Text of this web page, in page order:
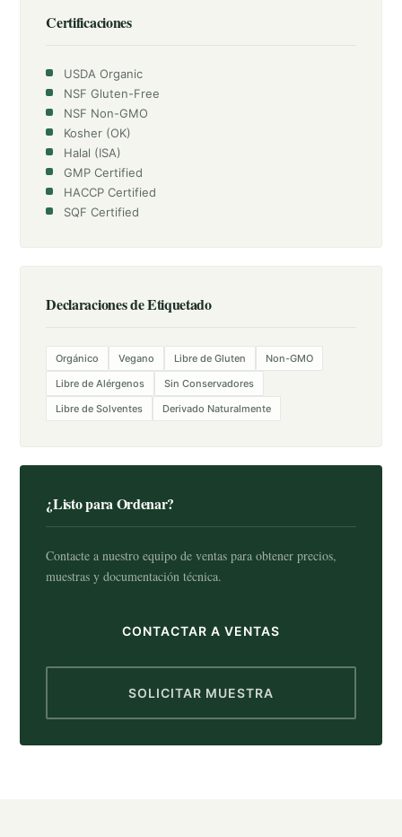
Certificaciones
USDA Organic
NSF Gluten-Free
NSF Non-GMO
Kosher (OK)
Halal (ISA)
GMP Certified
HACCP Certified
SQF Certified
Declaraciones de Etiquetado
Orgánico Vegano Libre de Gluten
Non-GMO
Libre de Alérgenos
Sin Conservadores
Libre de Solventes
Derivado Naturalmente
¿Listo para Ordenar?
Contacte a nuestro equipo de ventas para obtener precios,
muestras y documentación técnica.
CONTACTAR A VENTAS
SOLICITAR MUESTRA